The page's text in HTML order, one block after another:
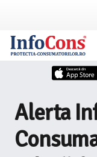
Alerta